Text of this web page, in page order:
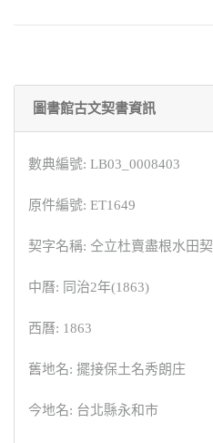
圖書館古文契書資訊
數典編號: LB03_0008403
原件編號: ET1649
契字名稱: 仝立杜賣盡根水田契
中曆: 同治2年(1863)
西曆: 1863
舊地名: 擺接保土名秀朗庄
今地名: 台北縣永和市